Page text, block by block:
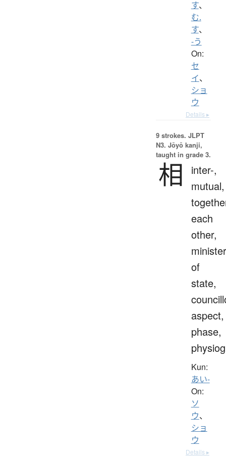
す、
む.
す、
-う
On:
セ
イ、
ショ
ウ
Details ▸
9 strokes. JLPT
N3. Jōyō kanji,
taught in grade 3.
相
inter-,
mutual,
each
other,
minister
of
state,
aspect,
phase,
Kun:
あい-
On:
ソ
ウ、
ショ
ウ
Details ▸